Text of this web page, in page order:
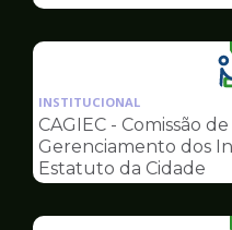
INSTITUCIONAL
CAGIEC - Comissão
Gerenciamento dos
Estatuto da Cidade